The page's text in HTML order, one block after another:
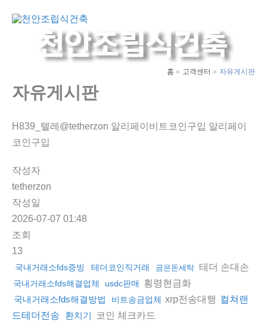
홈 고객센터 자유게시판
자유게시판
H839_텔레@tetherzon 알리페이비트코인구입 알리페이
코인구입
작성자
tetherzon
작성일
2026-07-07 01:48
조회
13
국내거래소fds증빙 테더코인직거래 금은돈세탁 테더 손대손
국내거래소fds해결업체 usdc판매 횡령현금화
국내거래소fds해결방법 비트송금업체 xrp전송대행 컬쳐랜
드테더전송
환치기 코인 체크카드